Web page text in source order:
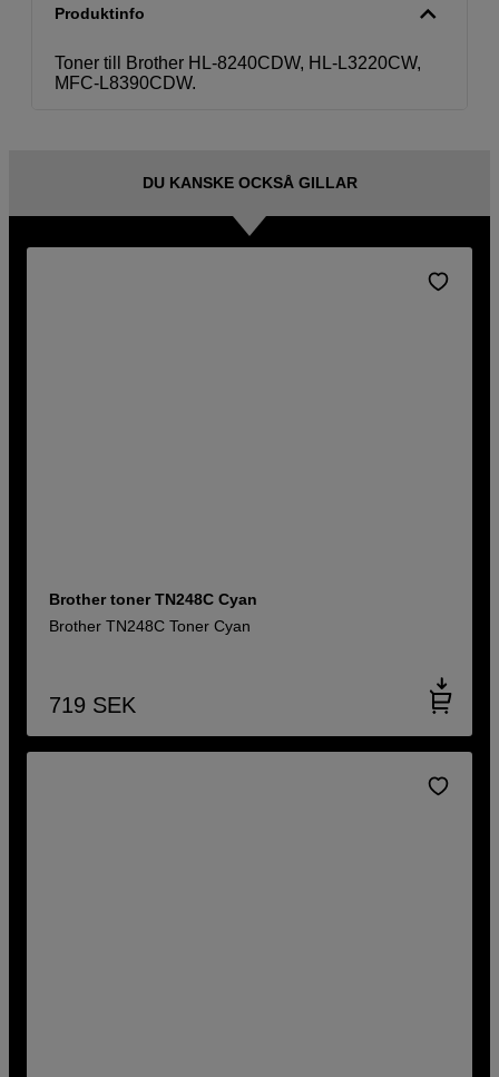
Produktinfo
Toner till Brother HL-8240CDW, HL-L3220CW,
MFC-L8390CDW.
DU KANSKE OCKSÅ GILLAR
Brother toner TN248C Cyan
Brother TN248C Toner Cyan
719 SEK